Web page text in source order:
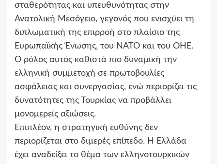
σταθερότητας και υπευθυνότητας στην
Ανατολική Μεσόγειο, γεγονός που ενισχύει τη
διπλωματική της επιρροή στο πλαίσιο της
Ευρωπαϊκής Ένωσης, του ΝΑΤΟ και του ΟΗΕ.
Ο ρόλος αυτός καθιστά πιο δυναμική την
ελληνική συμμετοχή σε πρωτοβουλίες
ασφάλειας και συνεργασίας, ενώ περιορίζει τις
δυνατότητες της Τουρκίας να προβάλλει
μονομερείς αξιώσεις.
Επιπλέον, η στρατηγική ευθύνης δεν
περιορίζεται στο διμερές επίπεδο. Η Ελλάδα
έχει αναδείξει το θέμα των ελληνοτουρκικών